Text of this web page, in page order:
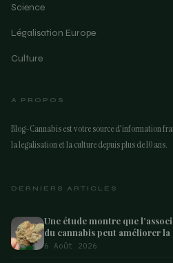
Science
Légalisation Europe
Culture
A PROPOS
Blog-Cannabis est votre source d'information
la legalisation et la culture depuis plus de 10 ans.
DERNIERS ARTICLES
Une étude montre que
du cannabis peut améliorer
atteints de démence –
6 Août 2026